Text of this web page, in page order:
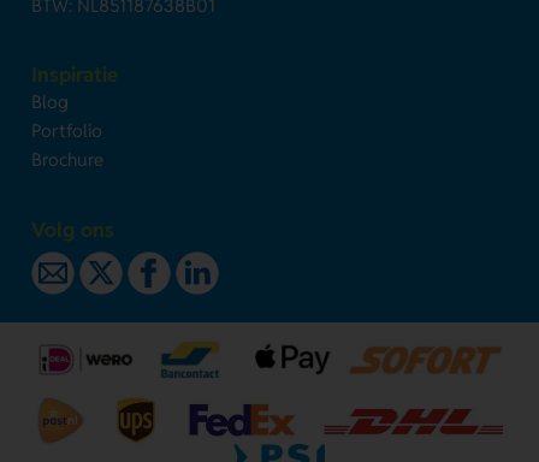
BTW: NL851187638B01
Inspiratie
Blog
Portfolio
Brochure
Volg ons